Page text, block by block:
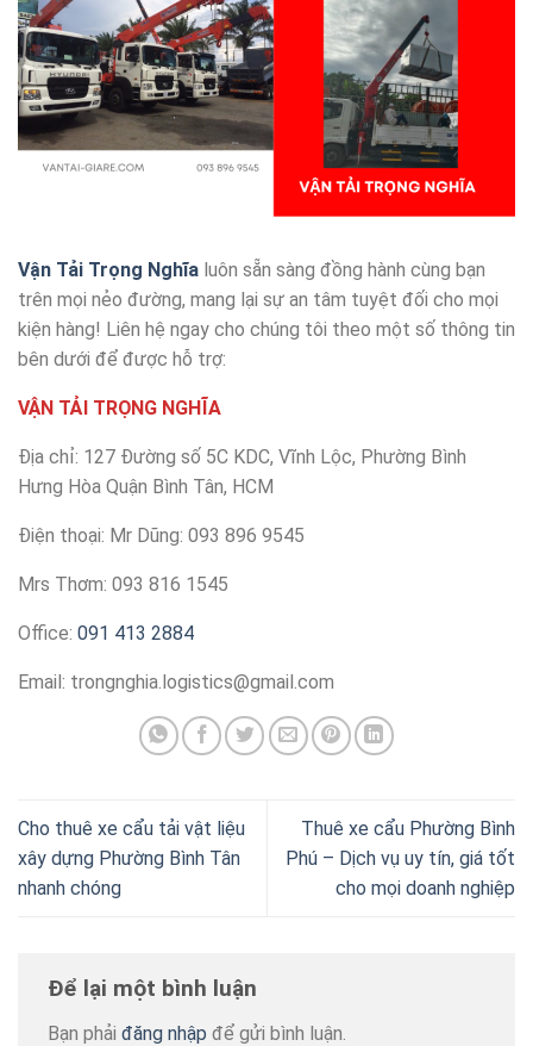
Vận Tải Trọng Nghĩa luôn sẵn sàng đồng hành cùng bạn
trên mọi nẻo đường, mang lại sự an tâm tuyệt đối cho mọi
kiện hàng! Liên hệ ngay cho chúng tôi theo một số thông tin
bên dưới để được hỗ trợ:
VẬN TẢI TRỌNG NGHĨA
Địa chỉ: 127 Đường số 5C KDC, Vĩnh Lộc, Phường Bình
Hưng Hòa Quận Bình Tân, HCM
Điện thoại: Mr Dũng: 093 896 9545
Mrs Thơm: 093 816 1545
Office: 091 413 2884
Email: trongnghia.logistics@gmail.com
Cho thuê xe cẩu tải vật liệu
xây dựng Phường Bình Tân
nhanh chóng
Thuê xe cẩu Phường Bình
Phú – Dịch vụ uy tín, giá tốt
cho mọi doanh nghiệp
Để lại một bình luận
Bạn phải đăng nhập để gửi bình luận.